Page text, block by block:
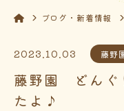
ブログ・新着情報
2023.10.03 藤野
藤野園 どんぐ
たよ♪